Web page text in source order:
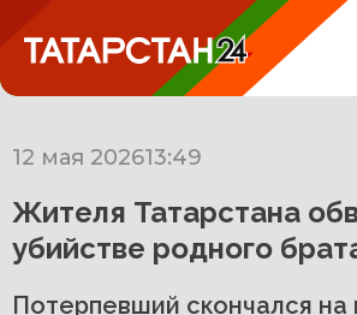
12 мая 202613:49
Жителя Татарстана
убийстве родного
Потерпевший скончался на